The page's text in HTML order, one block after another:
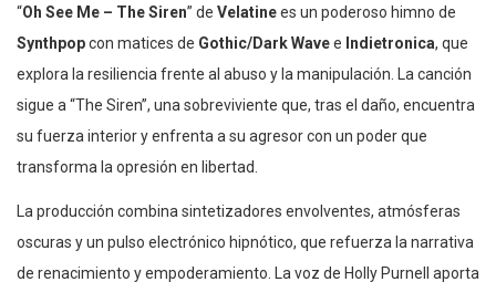
“Oh See Me – The Siren” de Velatinees un poderoso himno de
Synthpopcon matices de Gothic/Dark Wavee Indietronica, que
explora la resiliencia frente al abuso y la manipulación. La canción
sigue a “The Siren”, una sobreviviente que, tras el daño, encuentra
su fuerza interior y enfrenta a su agresor con un poder que
transforma la opresión en libertad.
La producción combina sintetizadores envolventes, atmósferas
oscuras y un pulso electrónico hipnótico, que refuerza la narrativa
de renacimiento y empoderamiento. La voz de Holly Purnell aporta